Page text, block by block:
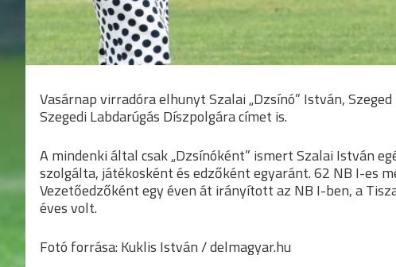
Vasárnap virradóra elhunyt Szalai „Dzsínó” István,
Szegedi Labdarúgás Díszpolgára címet is.
A mindenki által csak „Dzsínóként” ismert Szalai István
szolgálta, játékosként és edzőként egyaránt. 62 NB I-es
Vezetőedzőként egy éven át irányított az NB I-ben, a
éves volt.
Fotó forrása: Kuklis István / delmagyar.hu